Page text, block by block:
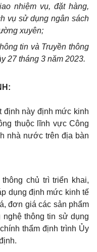
nhiệm vụ, đặt hàng,
vụ sử dụng ngân sách
xuyên;
tin và Truyền thông
27 tháng 3 năm 2023.
định này định mức kinh
thuộc lĩnh vực Công
nhà nước trên địa bàn
chủ trì triển khai,
dụng định mức kinh tế
đơn giá các sản phẩm
thông tin sử dụng
thẩm định trình Ủy